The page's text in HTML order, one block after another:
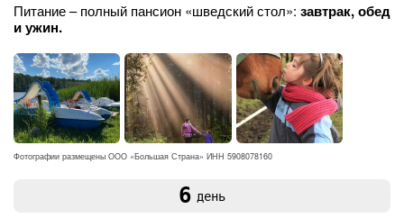
Питание – полный пансион «шведский стол»: завтрак, обед
и ужин.
Фотографии размещены ООО «Большая Страна» ИНН 5908078160
6 день